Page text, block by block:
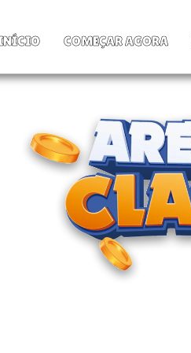
COMEÇAR AGORA